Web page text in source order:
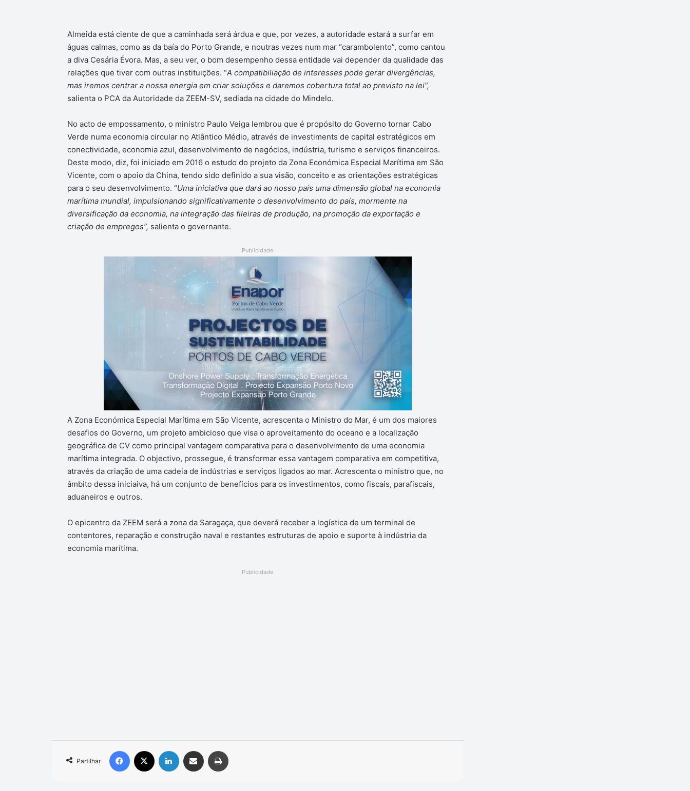
Almeida está ciente de que a caminhada será árdua e que, por vezes, a autoridade estará a surfar em
águas calmas, como as da baía do Porto Grande, e noutras vezes num mar “carambolento”, como cantou
a diva Cesária Évora. Mas, a seu ver, o bom desempenho dessa entidade vai depender da qualidade das
relações que tiver com outras instituições. “A compatibiliação de interesses pode gerar divergências,
mas iremos centrar a nossa energia em criar soluções e daremos cobertura total ao previsto na lei”,
salienta o PCA da Autoridade da ZEEM-SV, sediada na cidade do Mindelo.
No acto de empossamento, o ministro Paulo Veiga lembrou que é propósito do Governo tornar Cabo
Verde numa economia circular no Atlântico Médio, através de investiments de capital estratégicos em
conectividade, economia azul, desenvolvimento de negócios, indústria, turismo e serviços financeiros.
Deste modo, diz, foi iniciado em 2016 o estudo do projeto da Zona Económica Especial Marítima em São
Vicente, com o apoio da China, tendo sido definido a sua visão, conceito e as orientações estratégicas
para o seu desenvolvimento. “Uma iniciativa que dará ao nosso país uma dimensão global na economia
marítima mundial, impulsionando significativamente o desenvolvimento do país, mormente na
diversificação da economia, na integração das fileiras de produção, na promoção da exportação e
criação de empregos”, salienta o governante.
Publicidade
A Zona Económica Especial Marítima em São Vicente, acrescenta o Ministro do Mar, é um dos maiores
desafios do Governo, um projeto ambicioso que visa o aproveitamento do oceano e a localização
geográfica de CV como principal vantagem comparativa para o desenvolvimento de uma economia
marítima integrada. O objectivo, prossegue, é transformar essa vantagem comparativa em competitiva,
através da criação de uma cadeia de indústrias e serviços ligados ao mar. Acrescenta o ministro que, no
âmbito dessa iniciaiva, há um conjunto de benefícios para os investimentos, como fiscais, parafiscais,
aduaneiros e outros.
O epicentro da ZEEM será a zona da Saragaça, que deverá receber a logística de um terminal de
contentores, reparação e construção naval e restantes estruturas de apoio e suporte à indústria da
economia marítima.
Publicidade
Partilhar
Facebook Linkedin Compartilhar via e-mail